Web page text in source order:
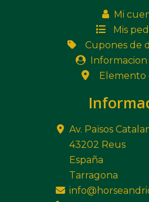
Mi
Mis
Cupones de
Informacion
Elemento
Av. Països
43202 Reus
España
Tarragona